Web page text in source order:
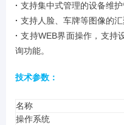
· 支持集中式管理的设备维
· 支持人脸、车牌等图像的
·支持WEB界面操作，支持
询功能。
技术参数：
名称
操作系统